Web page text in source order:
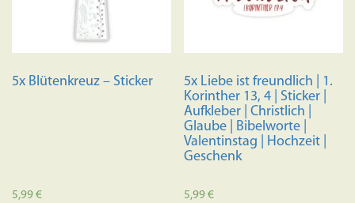
5x Blütenkreuz – Sticker
5,99€
5x Liebe ist freundlich | 1.
Korinther 13, 4 | Sticker |
Aufkleber | Christlich |
Glaube | Bibelworte |
Valentinstag | Hochzeit |
Geschenk
5,99€